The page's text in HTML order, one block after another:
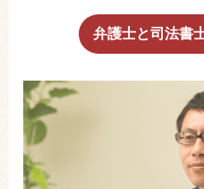
弁護士と司法書